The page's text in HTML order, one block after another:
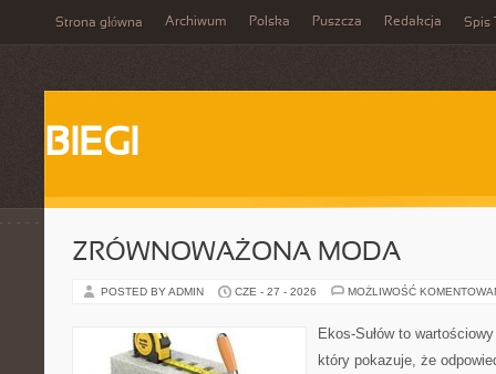
Strona główna Archiwum Polska Puszcza Redakcja Spis
BIEGI
ZRÓWNOWAŻONA MODA
POSTED BY ADMIN CZE - 27 - 2026 MOŻLIWOŚĆ
Ekos-Sułów to
który pokazuje, że